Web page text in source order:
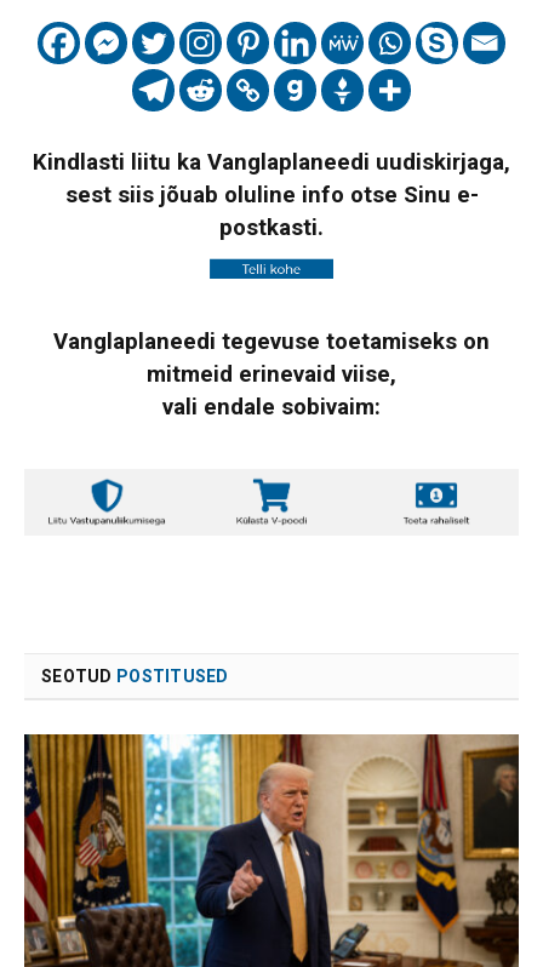
Kindlasti liitu ka Vanglaplaneedi uudiskirjaga,
sest siis jõuab oluline info otse Sinu e-
postkasti.
Vanglaplaneedi tegevuse toetamiseks on
mitmeid erinevaid viise,
vali endale sobivaim:
SEOTUD POSTITUSED